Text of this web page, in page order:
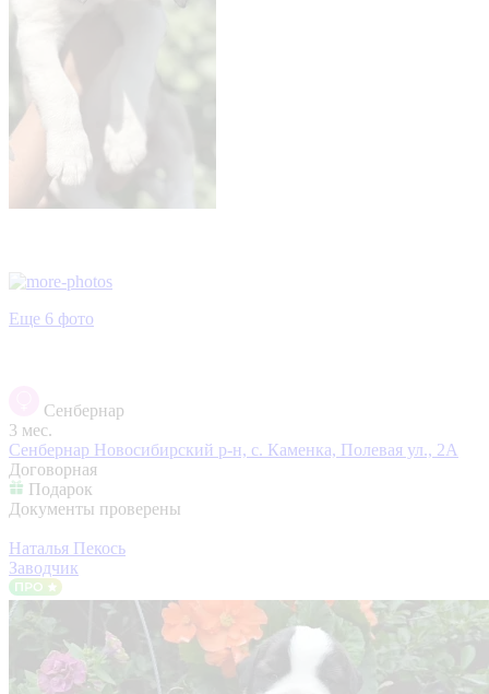
Еще 6 фото
Сенбернар
3 мес.
Сенбернар Новосибирский р-н, с. Каменка, Полевая ул., 2А
Договорная
Подарок
Документы проверены
Наталья Пекось
Заводчик